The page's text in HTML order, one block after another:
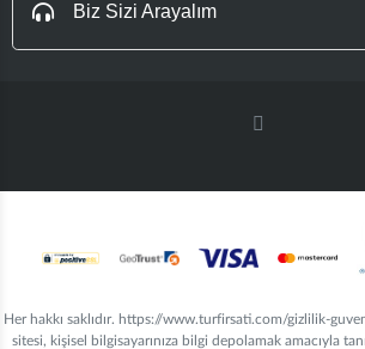
Biz Sizi Arayalım
Her hakkı saklıdır. https://www.turfirsati.com/gizlilik-
sitesi, kişisel bilgisayarınıza bilgi depolamak amacıyla